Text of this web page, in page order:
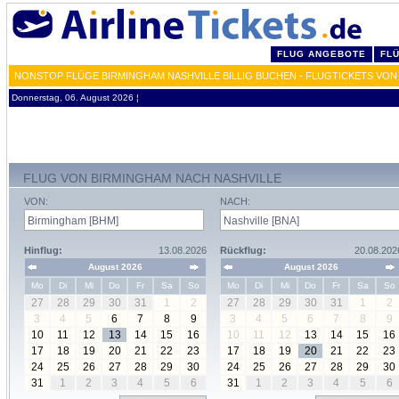
FLUG ANGEBOTE
NONSTOP FLÜGE BIRMINGHAM NASHVILLE BILLIG BUCHEN - FLUGTICKETS
Donnerstag, 06. August 2026 ¦
FLUG VON BIRMINGHAM NACH NASHVILLE
VON:
Hinflug: 13.08.2026
August 2026
Mo
Di Mi Do Fr Sa So
27 28 29 30 31 1
2
3
4 5 6 7 8
9
10
11 12 13 14 15
16
17
18 19 20 21 22
23
24
25 26 27 28 29
30
31
1 2 3 4 5 6
NACH:
Rückflug:
August 2026
Mo
Di Mi Do Fr Sa So
27 28 29 30 31 1
2
3
4 5 6 7 8
9
10
11 12 13 14 15
16
17
18 19 20 21 22
23
24
25 26 27 28 29
30
31
1 2 3 4 5 6